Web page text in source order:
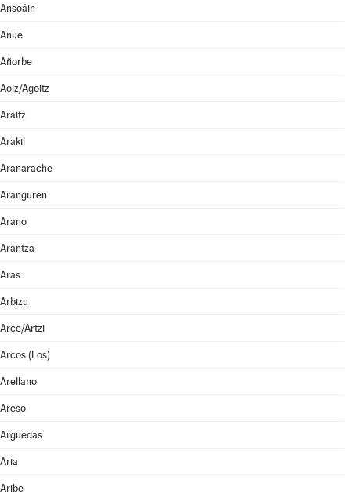
Ansoáin
Anue
Añorbe
Aoiz/Agoitz
Araitz
Arakil
Aranarache
Aranguren
Arano
Arantza
Aras
Arbizu
Arce/Artzi
Arcos (Los)
Arellano
Areso
Arguedas
Aria
Aribe